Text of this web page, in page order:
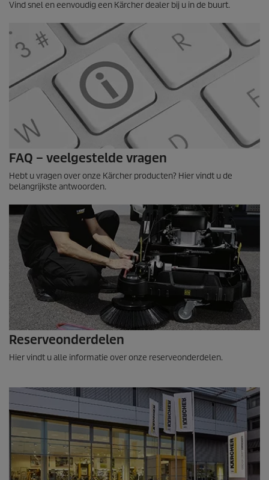
Vind snel en eenvoudig een Kärcher dealer bij u in de buurt.
FAQ – veelgestelde vragen
Hebt u vragen over onze Kärcher producten? Hier vindt u de
belangrijkste antwoorden.
Reserveonderdelen
Hier vindt u alle informatie over onze reserveonderdelen.